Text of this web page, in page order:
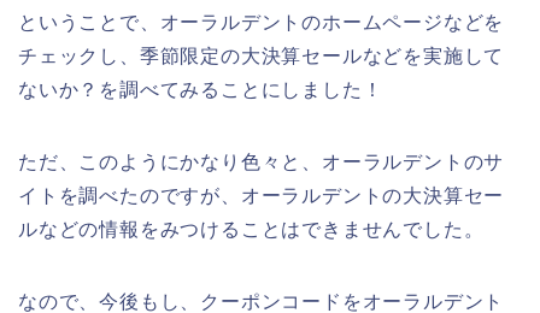
ということで、オーラルデントのホームページなどを
チェックし、季節限定の大決算セールなどを実施して
ないか？を調べてみることにしました！
ただ、このようにかなり色々と、オーラルデントのサ
イトを調べたのですが、オーラルデントの大決算セー
ルなどの情報をみつけることはできませんでした。
なので、今後もし、クーポンコードをオーラルデント